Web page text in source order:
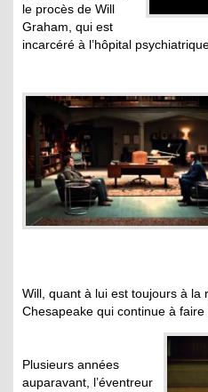
le procès de Will
Graham, qui est
incarcéré à l’hôpital
Will, quant à lui est toujours à la
Chesapeake qui continue à faire
Plusieurs années
auparavant, l’éventreur